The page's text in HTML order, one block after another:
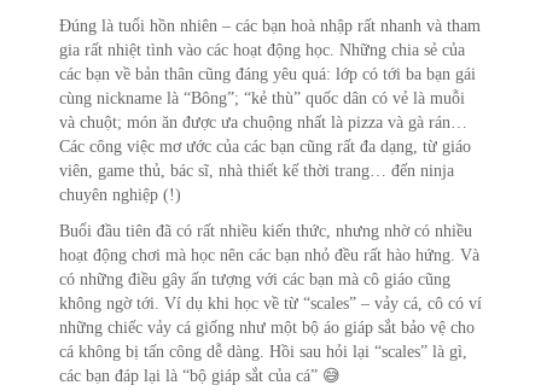
Đúng là tuổi hồn nhiên – các bạn hoà nhập rất nhanh và tham
gia rất nhiệt tình vào các hoạt động học. Những chia sẻ của
các bạn về bản thân cũng đáng yêu quá: lớp có tới ba bạn gái
cùng nickname là “Bông”; “kẻ thù” quốc dân có vẻ là muỗi
và chuột; món ăn được ưa chuộng nhất là pizza và gà rán…
Các công việc mơ ước của các bạn cũng rất đa dạng, từ giáo
viên, game thủ, bác sĩ, nhà thiết kế thời trang… đến ninja
chuyên nghiệp (!)
Buổi đầu tiên đã có rất nhiều kiến thức, nhưng nhờ có nhiều
hoạt động chơi mà học nên các bạn nhỏ đều rất hào hứng. Và
có những điều gây ấn tượng với các bạn mà cô giáo cũng
không ngờ tới. Ví dụ khi học về từ “scales” – vảy cá, cô có ví
những chiếc vảy cá giống như một bộ áo giáp sắt bảo vệ cho
cá không bị tấn công dễ dàng. Hồi sau hỏi lại “scales” là gì,
các bạn đáp lại là “bộ giáp sắt của cá” 😅